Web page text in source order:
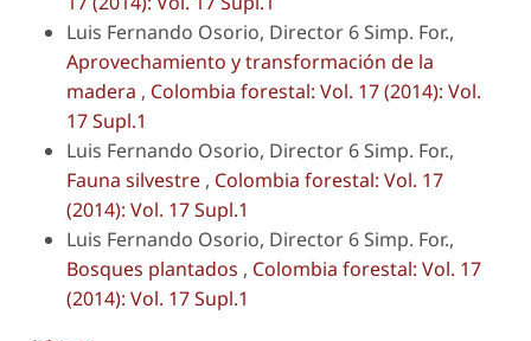
Luis Fernando Osorio, Director 6 Simp. For.,
Aprovechamiento y transformación de la
madera , Colombia forestal: Vol. 17 (2014): Vol.
17 Supl.1
Luis Fernando Osorio, Director 6 Simp. For.,
Fauna silvestre , Colombia forestal: Vol. 17
(2014): Vol. 17 Supl.1
Luis Fernando Osorio, Director 6 Simp. For.,
Bosques plantados , Colombia forestal: Vol. 17
(2014): Vol. 17 Supl.1